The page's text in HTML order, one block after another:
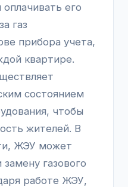
оплачивать его
газ
прибора учета,
квартире.
состоянием
чтобы
жителей. В
ЖЭУ может
газового
работе ЖЭУ,